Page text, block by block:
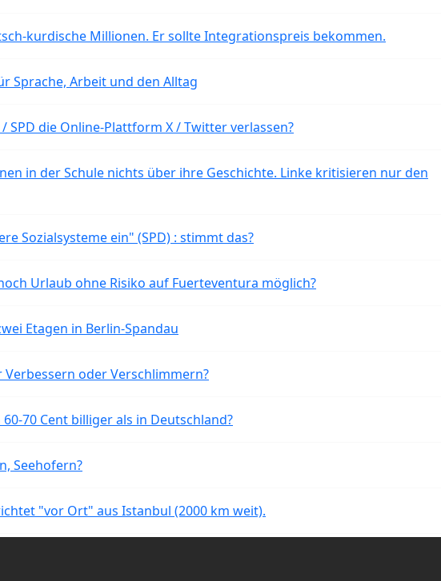
kurdische Millionen. Er sollte Integrationspreis bekommen.
Sprache, Arbeit und den Alltag
SPD die Online-Plattform X / Twitter verlassen?
in der Schule nichts über ihre Geschichte. Linke kritisieren nur den
Sozialsysteme ein" (SPD) : stimmt das?
Urlaub ohne Risiko auf Fuerteventura möglich?
Etagen in Berlin-Spandau
oder Verschlimmern?
70 Cent billiger als in Deutschland?
Seehofern?
"vor Ort" aus Istanbul (2000 km weit).